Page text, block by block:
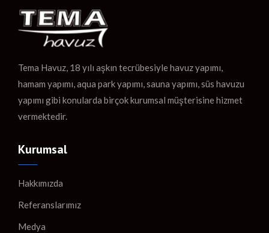
Tema Havuz, 18 yılı aşkın tecrübesiyle havuz yapımı,
hamam yapımı, aqua park yapımı, sauna yapımı, süs havuzu
yapımı gibi konularda birçok kurumsal müşterisine hizmet
vermektedir.
Kurumsal
Hakkımızda
Referanslarımız
Medya